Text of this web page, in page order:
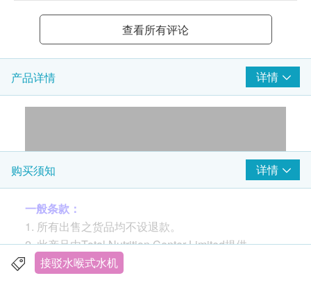
查看所有评论
产品详情 详情
购买须知 详情
一般条款：
1. 所有出售之货品均不设退款。
2. 此产品由Total Nutrition Center Limited提供。
3. 如有任何争议，Total Nutrition Center Limited及健
接驳水喉式水机